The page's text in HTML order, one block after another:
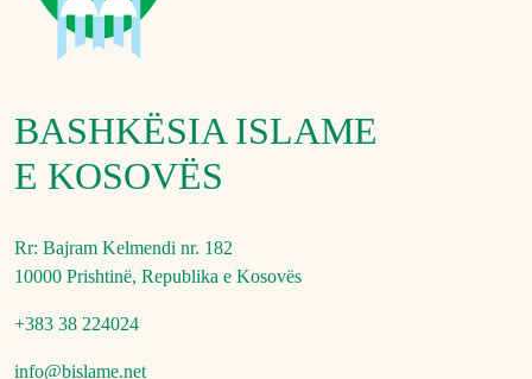
BASHKËSIA ISLAME
E KOSOVËS
Rr: Bajram Kelmendi nr. 182
10000 Prishtinë, Republika e Kosovës
+383 38 224024
info@bislame.net